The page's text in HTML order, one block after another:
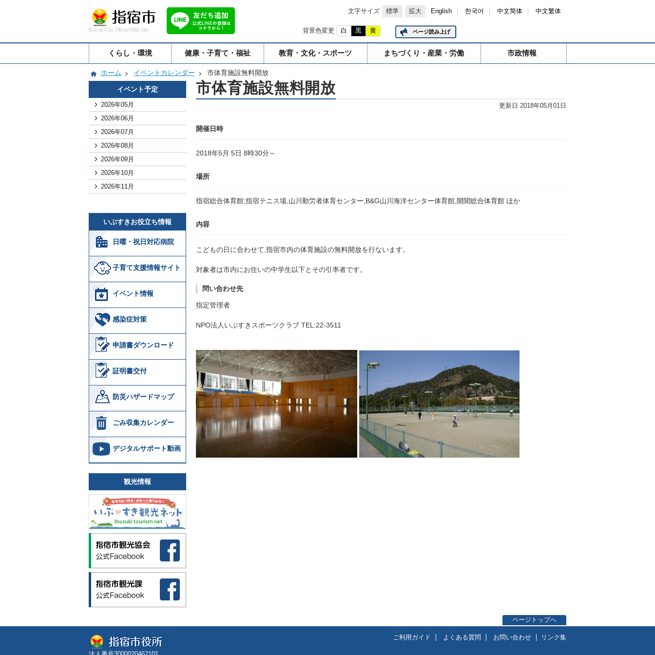
文字サイズ 標準 拡大 English 한국어 中文简体 中文繁体
Ibusuki City Official Web Site 背景色変更 白 黒 黄 ページ読み上げ
くらし・環境 健康・子育て・福祉 教育・文化・スポーツ まちづくり・産業・労働 市政情報
ホーム イベントカレンダー 市体育施設無料開放
イベント予定
2026年05月
2026年06月
2026年07月
2026年08月
2026年09月
2026年10月
2026年11月
いぶすきお役立ち情報
日曜・祝日対応病院
子育て支援情報サイト
イベント情報
感染症対策
申請書ダウンロード
証明書交付
防災ハザードマップ
ごみ収集カレンダー
デジタルサポート動画
観光情報
市体育施設無料開放
更新日 2018年05月01日
開催日時
2018年5月 5日 8時30分～
場所
指宿総合体育館,指宿テニス場,山川勤労者体育センター,B&G山川海洋センター体育館,開聞総合体育館 ほか
内容
こどもの日に合わせて,指宿市内の体育施設の無料開放を行ないます。
対象者は市内にお住いの中学生以下とその引率者です。
問い合わせ先
指定管理者
NPO法人いぶすきスポーツクラブ TEL:22-3511
ページトップへ
ご利用ガイド よくある質問 お問い合わせ リンク集